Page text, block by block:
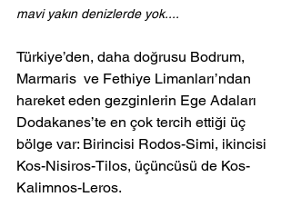
mavi yakın denizlerde yok....
Türkiye’den, daha doğrusu Bodrum,
Marmaris  ve Fethiye Limanları’ndan
hareket eden gezginlerin Ege Adaları
Dodakanes’te en çok tercih ettiği üç
bölge var: Birincisi Rodos-Simi, ikincisi
Kos-Nisiros-Tilos, üçüncüsü de Kos-
Kalimnos-Leros.